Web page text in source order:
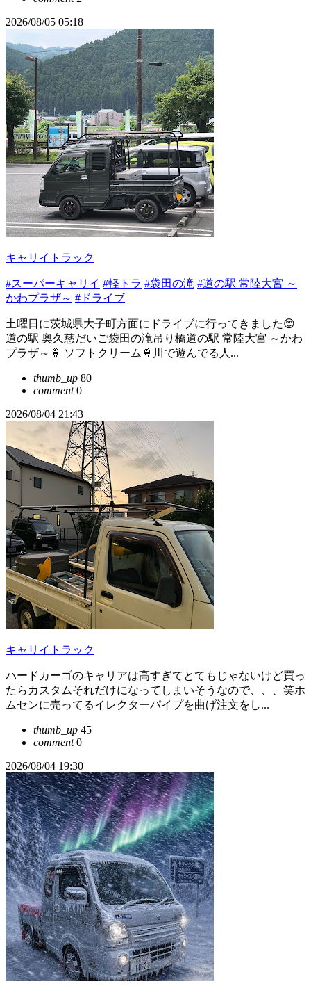
2026/08/05 05:18
キャリイトラック
#スーパーキャリイ #軽トラ #袋田の滝 #道の駅 常陸大宮 ～
かわプラザ～ #ドライブ
土曜日に茨城県大子町方面にドライブに行ってきました😊
道の駅 奥久慈だいご袋田の滝吊り橋道の駅 常陸大宮 ～かわ
プラザ～🍦 ソフトクリーム🍦川で遊んでる人...
thumb_up 80
comment0
2026/08/04 21:43
キャリイトラック
ハードカーゴのキャリアは高すぎてとてもじゃないけど買っ
たらカスタムそれだけになってしまいそうなので、、、笑ホ
ムセンに売ってるイレクターパイプを曲げ注文をし...
thumb_up 45
comment0
2026/08/04 19:30